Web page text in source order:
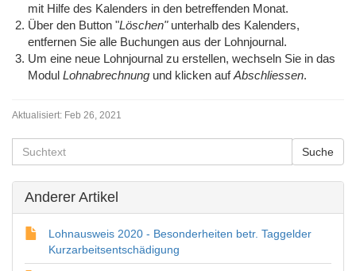
mit Hilfe des Kalenders in den betreffenden Monat.
Über den Button "Löschen"unterhalb des Kalenders,
entfernen Sie alle Buchungen aus der Lohnjournal.
Um eine neue Lohnjournal zu erstellen, wechseln Sie in das
Modul Lohnabrechnung und klicken aufAbschliessen.
Aktualisiert: Feb 26, 2021
Anderer Artikel
Lohnausweis 2020 - Besonderheiten betr. Taggelder
Kurzarbeitsentschädigung